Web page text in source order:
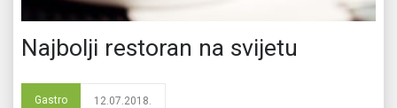
Najbolji restoran na svijetu
Gastro 12.07.2018.